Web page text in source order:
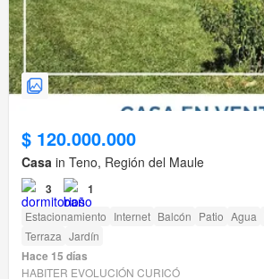
$ 120.000.000
Casa in Teno, Región del Maule
3 1
Estacionamiento Internet Balcón Patio Agua
Terraza Jardín
Hace 15 días
HABITER EVOLUCIÓN CURICÓ